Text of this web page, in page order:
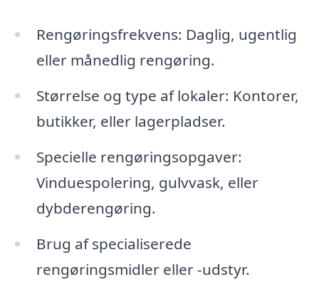
Rengøringsfrekvens: Daglig, ugentlig
eller månedlig rengøring.
Størrelse og type af lokaler: Kontorer,
butikker, eller lagerpladser.
Specielle rengøringsopgaver:
Vinduespolering, gulvvask, eller
dybderengøring.
Brug af specialiserede
rengøringsmidler eller -udstyr.